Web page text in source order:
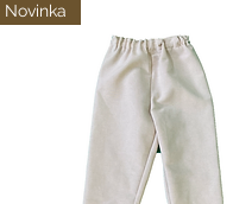
Novinka